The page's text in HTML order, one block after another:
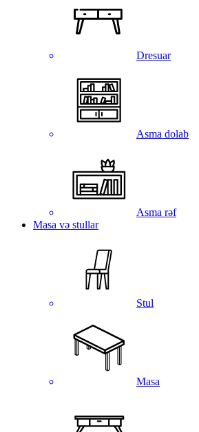
Dresuar
Asma dolab
Asma rəf
Masa və stullar
Stul
Masa